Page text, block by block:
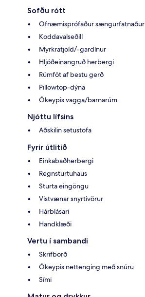
Sofðu rótt
Ofnæmisprófaður sængurfatnaður
Koddavalseðill
Myrkratjöld/-gardínur
Hljóðeinangruð herbergi
Rúmföt af bestu gerð
Pillowtop-dýna
Ókeypis vagga/barnarúm
Njóttu lífsins
Aðskilin setustofa
Fyrir útlitið
Einkabaðherbergi
Regnsturtuhaus
Sturta eingöngu
Vistvænar snyrtivörur
Hárblásari
Handklæði
Vertu í sambandi
Skrifborð
Ókeypis nettenging með snúru
Sími